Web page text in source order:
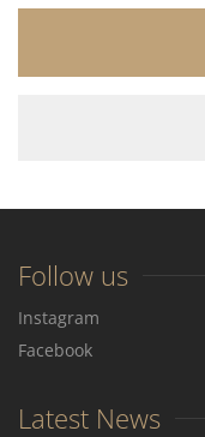
Follow us
Instagram
Facebook
Latest News